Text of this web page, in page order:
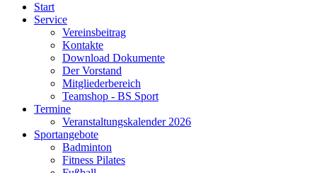
Start
Service
Vereinsbeitrag
Kontakte
Download Dokumente
Der Vorstand
Mitgliederbereich
Teamshop - BS Sport
Termine
Veranstaltungskalender 2026
Sportangebote
Badminton
Fitness Pilates